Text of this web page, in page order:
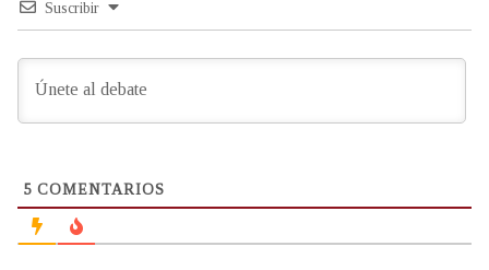
Suscribir
5 COMENTARIOS